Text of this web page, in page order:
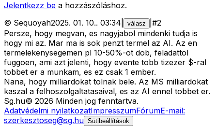
Jelentkezz be a hozzászóláshoz.
© Sequoyah2025. 01. 10.. 03:34 válasz #2
Persze, hogy megvan, es nagyjabol mindenki tudja is
hogy mi az. Mar ma is sok penzt termel az AI. Az en
termelekenysegemen pl 10-50%-ot dob, feladattol
fuggoen, ami azt jelenti, hogy evente tobb tizezer $-ral
tobbet er a munkam, es ez csak 1 ember.
Nana, hogy milliardokat tolnak bele. Az MS milliardokat
kaszal a felhoszolgaltatasaival, es az AI ennel tobbet er.
Sg.hu© 2026 Minden jog fenntartva.
Adatvédelmi nyilatkozatImpresszumFórumE-mail:
szerkesztoseg@sg.hu Sütibeállítások